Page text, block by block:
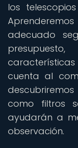
los
adecuado
cuenta al
como filtros
ayudarán a
observación.